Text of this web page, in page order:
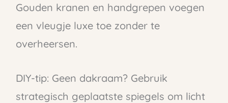
Gouden kranen en handgrepen voegen
een vleugje luxe toe zonder te
overheersen.
DIY-tip: Geen dakraam? Gebruik
strategisch geplaatste spiegels om licht